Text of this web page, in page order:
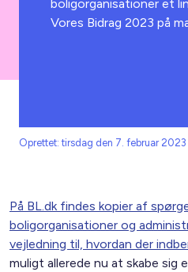
boligorganisationer et
Vores Bidrag 2023 på
Oprettet: tirsdag den 7. februar 2023
På BL.dk findes kopier af
boligorganisationer og
vejledning til, hvordan der
muligt allerede nu at skabe sig